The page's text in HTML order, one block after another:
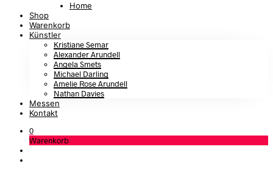
Home
Shop
Warenkorb
Künstler
Kristiane Semar
Alexander Arundell
Angela Smets
Michael Darling
Amelie Rose Arundell
Nathan Davies
Messen
Kontakt
0
Warenkorb